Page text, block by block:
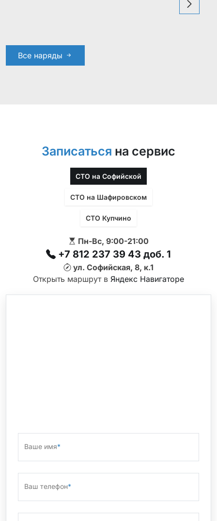
Все наряды
Записаться на сервис
СТО на Софийской
СТО на Шафировском
СТО Купчино
Пн-Вс, 9:00-21:00
+7 812 237 39 43 доб. 1
ул. Софийская, 8, к.1
Открыть маршрут в Яндекс Навигаторе
Ваше имя*
Ваш телефон*